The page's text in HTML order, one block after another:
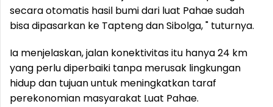
secara otomatis hasil bumi dari luat Pahae sudah
bisa dipasarkan ke Tapteng dan Sibolga, " tuturnya.
Ia menjelaskan, jalan konektivitas itu hanya 24 km
yang perlu diperbaiki tanpa merusak lingkungan
hidup dan tujuan untuk meningkatkan taraf
perekonomian masyarakat Luat Pahae.